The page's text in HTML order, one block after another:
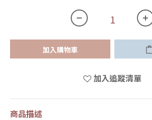
加入購物車
加入追蹤清單
商品描述